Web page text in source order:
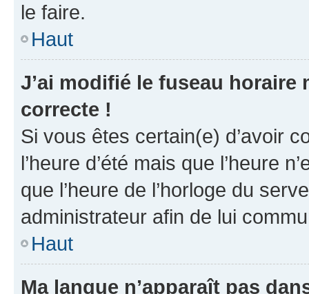
le faire.
Haut
J’ai modifié le fuseau horaire
correcte !
Si vous êtes certain(e) d’avoir
l’heure d’été mais que l’heure
que l’heure de l’horloge du
administrateur afin de lui
Haut
Ma langue n’apparaît pas